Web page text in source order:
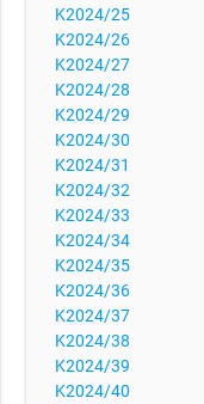
K2024/25
K2024/26
K2024/27
K2024/28
K2024/29
K2024/30
K2024/31
K2024/32
K2024/33
K2024/34
K2024/35
K2024/36
K2024/37
K2024/38
K2024/39
K2024/40